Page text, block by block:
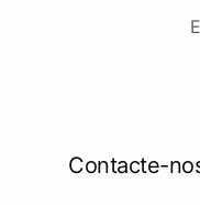
Contacte-